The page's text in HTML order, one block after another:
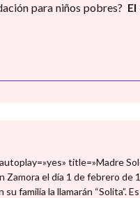
para niños pobres?
title=»Madre
el día 1 de febrero de
familia la llamarán “Solita”.